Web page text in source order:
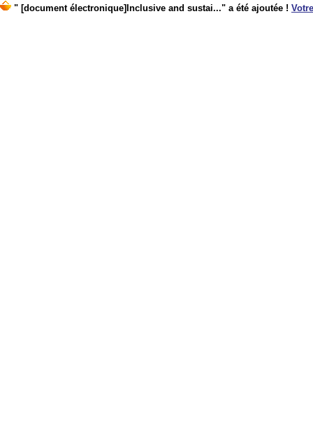
" [document électronique]Inclusive and sustai..." a été ajoutée !